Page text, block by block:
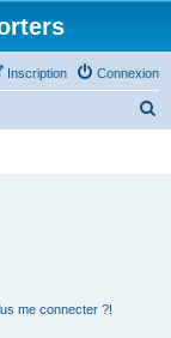
Connexion
Inscription
me connecter ?!